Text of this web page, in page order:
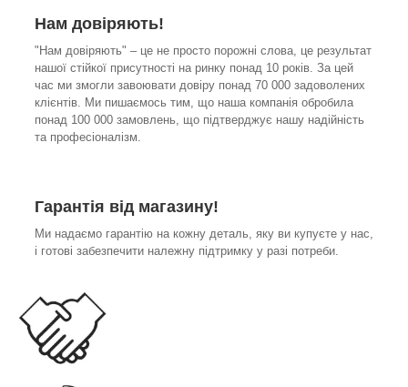
Нам довіряють!
"Нам довіряють" – це не просто порожні слова, це результат
нашої стійкої присутності на ринку понад 10 років. За цей
час ми змогли завоювати довіру понад 70 000 задоволених
клієнтів. Ми пишаємось тим, що наша компанія обробила
понад 100 000 замовлень, що підтверджує нашу надійність
та професіоналізм.
Гарантія від магазину!
Ми надаємо гарантію на кожну деталь, яку ви купуєте у нас,
і готові забезпечити належну підтримку у разі потреби.